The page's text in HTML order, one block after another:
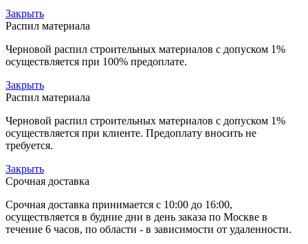
Закрыть
Распил материала
Черновой распил строительных материалов с допуском 1%
осуществляется при 100% предоплате.
Закрыть
Распил материала
Черновой распил строительных материалов с допуском 1%
осуществляется при клиенте. Предоплату вносить не
требуется.
Закрыть
Срочная доставка
Срочная доставка принимается с 10:00 до 16:00,
осуществляется в будние дни в день заказа по Москве в
течение 6 часов, по области - в зависимости от удаленности.